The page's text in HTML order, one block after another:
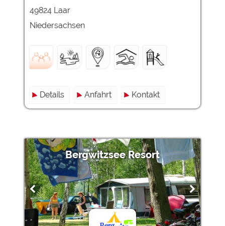
49824 Laar
Niedersachsen
Details Anfahrt Kontakt
Bergwitzsee Resort